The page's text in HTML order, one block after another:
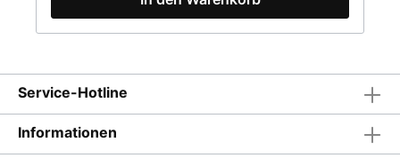
Service-Hotline
Informationen